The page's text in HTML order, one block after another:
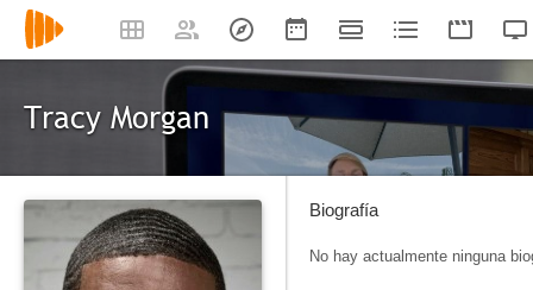
Tracy Morgan
Biografía
No hay actualmente ninguna